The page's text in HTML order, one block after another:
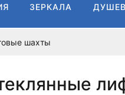
ЗЕРКАЛА
шахты